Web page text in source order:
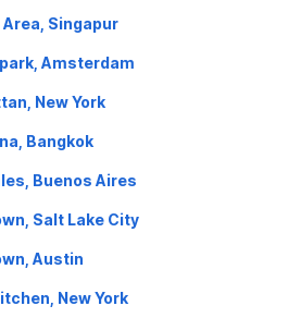
Singapur
Amsterdam
New York
Bangkok
Buenos Aires
Salt Lake City
Austin
New York